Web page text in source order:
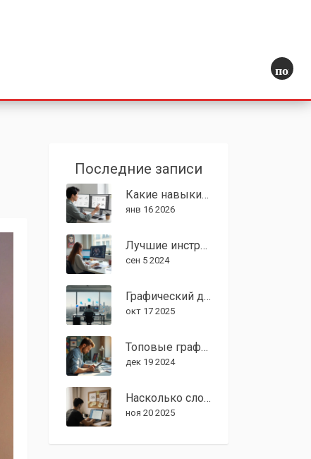
поиск
Последние записи
Какие навыки должны быть у графического дизайнера в 2026 году
янв 16 2026
Лучшие инструменты для графического дизайнера
сен 5 2024
Графический дизайнер в США: зарплата 2025, средний доход и факторы
окт 17 2025
Топовые графические дизайнеры 2024
дек 19 2024
Насколько сложно устроиться на работу графическим дизайнером в 2025 году?
ноя 20 2025